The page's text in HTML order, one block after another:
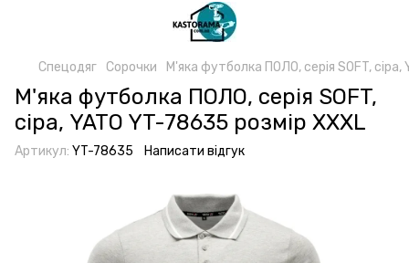
Спецодяг Сорочки М'яка футболка ПОЛО, серія SOFT, сіра,
М'яка футболка ПОЛО, серія SOFT,
сіра, YATO YT-78635 розмір XXXL
Артикул: YT-78635 Написати відгук